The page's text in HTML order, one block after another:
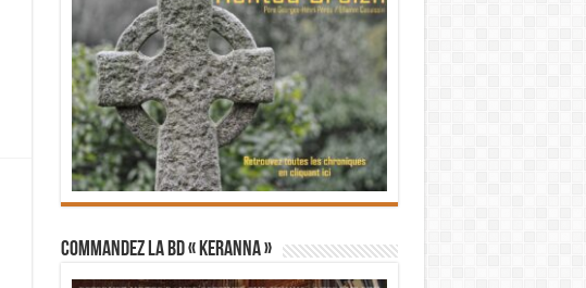
Commandez la BD « Keranna »